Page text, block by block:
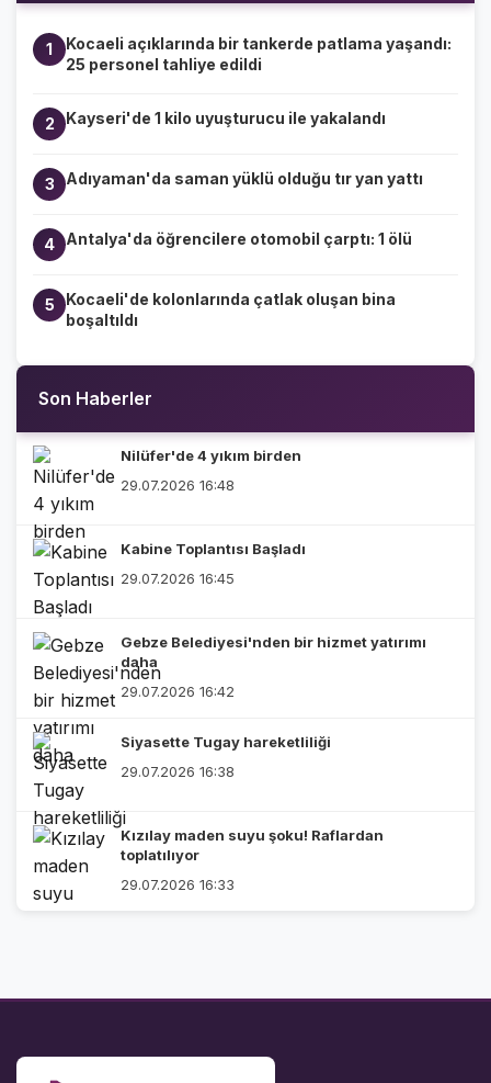
1
Kocaeli açıklarında bir tankerde patlama yaşandı:
25 personel tahliye edildi
2 Kayseri'de 1 kilo uyuşturucu ile yakalandı
3 Adıyaman'da saman yüklü olduğu tır yan yattı
4 Antalya'da öğrencilere otomobil çarptı: 1 ölü
5
Kocaeli'de kolonlarında çatlak oluşan bina
boşaltıldı
Son Haberler
Nilüfer'de 4 yıkım birden
29.07.2026 16:48
Kabine Toplantısı Başladı
29.07.2026 16:45
Gebze Belediyesi'nden bir hizmet yatırımı
daha
29.07.2026 16:42
Siyasette Tugay hareketliliği
29.07.2026 16:38
Kızılay maden suyu şoku! Raflardan
toplatılıyor
29.07.2026 16:33